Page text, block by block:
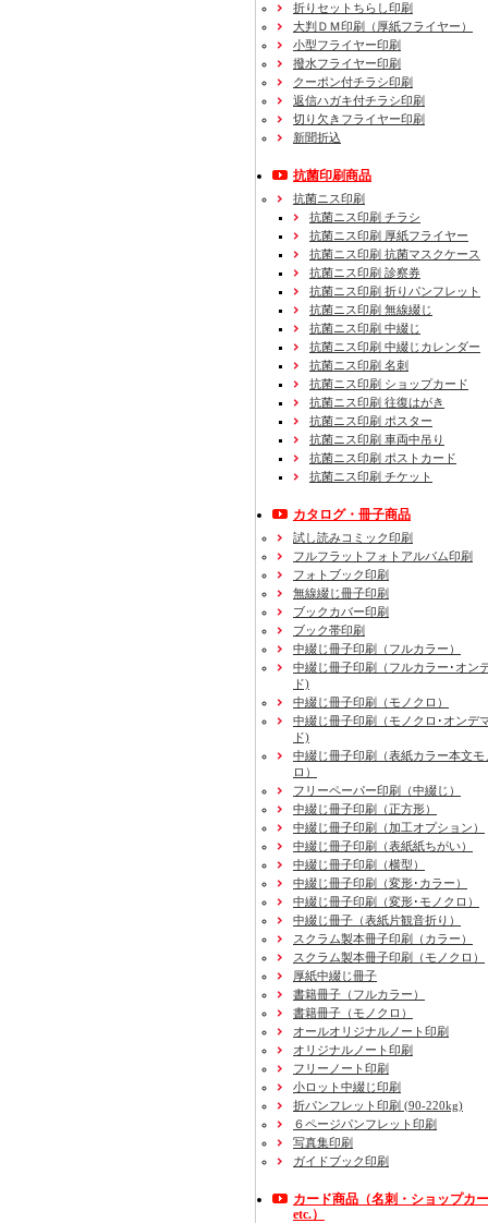
折りセットちらし印刷
大判ＤＭ印刷（厚紙フライヤー）
小型フライヤー印刷
撥水フライヤー印刷
クーポン付チラシ印刷
返信ハガキ付チラシ印刷
切り欠きフライヤー印刷
新聞折込
抗菌印刷商品
抗菌ニス印刷
抗菌ニス印刷 チラシ
抗菌ニス印刷 厚紙フライヤー
抗菌ニス印刷 抗菌マスクケース
抗菌ニス印刷 診察券
抗菌ニス印刷 折りパンフレット
抗菌ニス印刷 無線綴じ
抗菌ニス印刷 中綴じ
抗菌ニス印刷 中綴じカレンダー
抗菌ニス印刷 名刺
抗菌ニス印刷 ショップカード
抗菌ニス印刷 往復はがき
抗菌ニス印刷 ポスター
抗菌ニス印刷 車両中吊り
抗菌ニス印刷 ポストカード
抗菌ニス印刷 チケット
カタログ・冊子商品
試し読みコミック印刷
フルフラットフォトアルバム印刷
フォトブック印刷
無線綴じ冊子印刷
ブックカバー印刷
ブック帯印刷
中綴じ冊子印刷（フルカラー）
中綴じ冊子印刷（フルカラー･オン
ド)
中綴じ冊子印刷（モノクロ）
中綴じ冊子印刷（モノクロ･オンデ
ド)
中綴じ冊子印刷（表紙カラー本文モ
ロ）
フリーペーパー印刷
（中綴じ）
中綴じ冊子印刷
（正方形）
中綴じ冊子印刷
（加工オプション）
中綴じ冊子印刷
（表紙紙ちがい）
中綴じ冊子印刷
（横型）
中綴じ冊子印刷
（変形･カラー）
中綴じ冊子印刷
（変形･モノクロ）
中綴じ冊子（表紙片観音折り）
スクラム製本冊子印刷
（カラー）
スクラム製本冊子印刷
（モノクロ）
厚紙中綴じ冊子
書籍冊子 （フルカラー）
書籍冊子 （モノクロ）
オールオリジナルノート印刷
オリジナルノート印刷
フリーノート印刷
小ロット中綴じ印刷
折パンフレット印刷 (90-220kg)
６ページパンフレット印刷
写真集印刷
ガイドブック印刷
カード商品 （名刺・ショップカ
etc.）